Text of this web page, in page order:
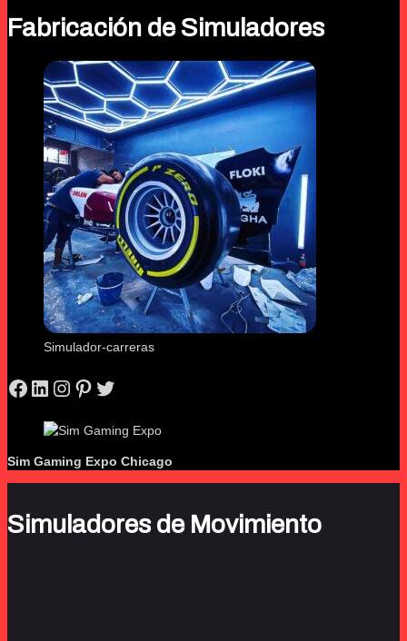
Fabricación de Simuladores
Simulador-carreras
Facebook
LinkedIn
Instagram
Pinterest
Twitter
Sim Gaming Expo Chicago
Simuladores de Movimiento